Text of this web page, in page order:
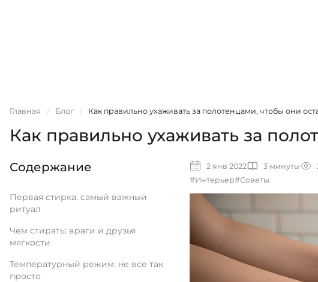
Главная / Блог / Как правильно ухаживать за полотенцами, чтобы они
Как правильно ухаживать за
2 янв 2022 3 минуты
#Интерьер#Советы
Содержание
Первая стирка: самый важный
ритуал
Чем стирать: враги и друзья
мягкости
Температурный режим: не все так
просто